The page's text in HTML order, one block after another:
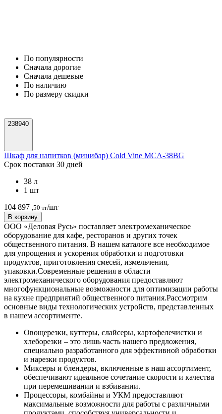
По популярности
Cначала дорогие
Cначала дешевые
По наличию
По размеру скидки
238940
Шкаф для напитков (минибар) Cold Vine MCA-38BG
Срок поставки 30 дней
38 л
1 шт
104 897 ,50 тг/шт
В корзину
ООО «Деловая Русь» поставляет электромеханическое
оборудование для кафе, ресторанов и других точек
общественного питания. В нашем каталоге все необходимое
для упрощения и ускорения обработки и подготовки
продуктов, приготовления смесей, измельчения,
упаковки.Современные решения в области
электромеханического оборудования предоставляют
многофункциональные возможности для оптимизации работы
на кухне предприятий общественного питания.Рассмотрим
основные виды технологических устройств, представленных
в нашем ассортименте.
Овощерезки, куттеры, слайсеры, картофелечистки и
хлеборезки – это лишь часть нашего предложения,
специально разработанного для эффективной обработки
и нарезки продуктов.
Миксеры и блендеры, включенные в наш ассортимент,
обеспечивают идеальное сочетание скорости и качества
при перемешивании и взбивании.
Процессоры, комбайны и УКМ предоставляют
максимальные возможности для работы с различными